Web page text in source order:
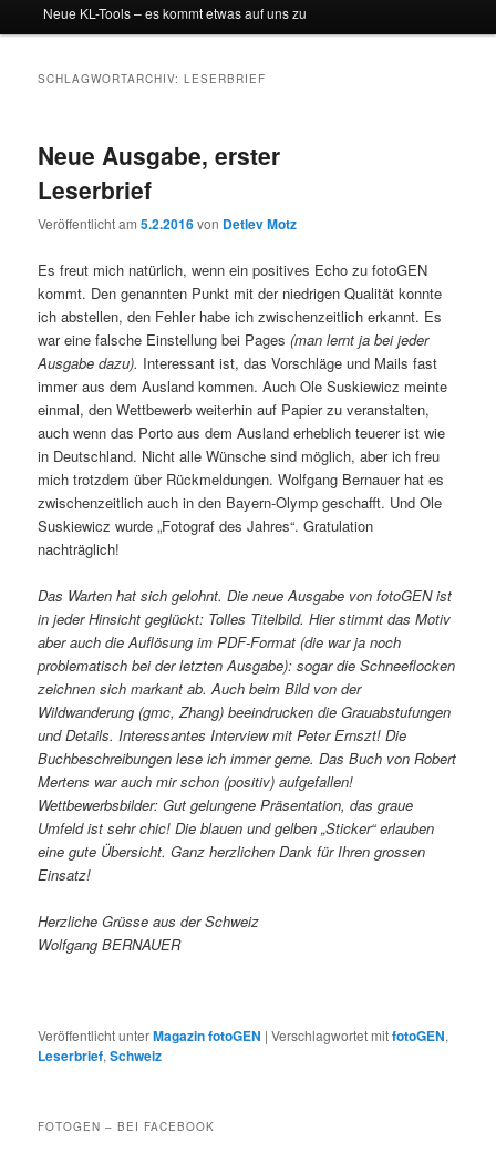
Neue KL-Tools – es kommt etwas auf uns zu
SCHLAGWORTARCHIV:LESERBRIEF
Neue Ausgabe, erster
Leserbrief
Veröffentlicht am5.2.2016von Detlev Motz
Es freut mich natürlich, wenn ein positives Echo zu fotoGEN
kommt. Den genannten Punkt mit der niedrigen Qualität konnte
ich abstellen, den Fehler habe ich zwischenzeitlich erkannt. Es
war eine falsche Einstellung bei Pages(man lernt ja bei jeder
Ausgabe dazu). Interessant ist, das Vorschläge und Mails fast
immer aus dem Ausland kommen. Auch Ole Suskiewicz meinte
einmal, den Wettbewerb weiterhin auf Papier zu veranstalten,
auch wenn das Porto aus dem Ausland erheblich teuerer ist wie
in Deutschland. Nicht alle Wünsche sind möglich, aber ich freu
mich trotzdem über Rückmeldungen. Wolfgang Bernauer hat es
zwischenzeitlich auch in den Bayern-Olymp geschafft. Und Ole
Suskiewicz wurde „Fotograf des Jahres“. Gratulation
nachträglich!
Das Warten hat sich gelohnt. Die neue Ausgabe von fotoGEN ist
in jeder Hinsicht geglückt: Tolles Titelbild. Hier stimmt das Motiv
aber auch die Auflösung im PDF-Format (die war ja noch
problematisch bei der letzten Ausgabe): sogar die Schneeflocken
zeichnen sich markant ab. Auch beim Bild von der
Wildwanderung (gmc, Zhang) beeindrucken die Grauabstufungen
und Details. Interessantes Interview mit Peter Ernszt! Die
Buchbeschreibungen lese ich immer gerne. Das Buch von Robert
Mertens war auch mir schon (positiv) aufgefallen!
Wettbewerbsbilder: Gut gelungene Präsentation, das graue
Umfeld ist sehr chic! Die blauen und gelben „Sticker“ erlauben
eine gute Übersicht. Ganz herzlichen Dank für Ihren grossen
Einsatz!
Herzliche Grüsse aus der Schweiz
Wolfgang BERNAUER
Veröffentlicht unterMagazin fotoGEN |Verschlagwortet mitfotoGEN,
Leserbrief,Schweiz
FOTOGEN – BEI FACEBOOK